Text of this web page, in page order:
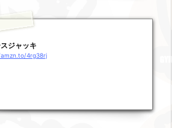
ジャッキ
4rg38rj